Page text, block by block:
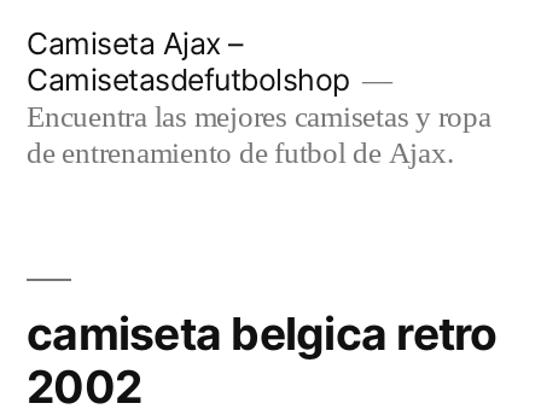
contenido
Camiseta Ajax –
Camisetasdefutbolshop
Encuentra las mejores camisetas y ropa
de entrenamiento de futbol de Ajax.
camiseta belgica retro
2002